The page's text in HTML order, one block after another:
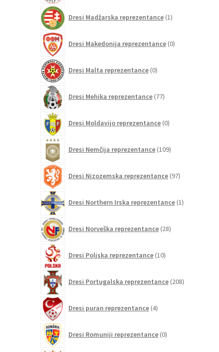
Dresi Madžarska reprezentance 1izdelek
Dresi Makedonija reprezentance 0izdelkov
Dresi Malta reprezentance 0izdelkov
Dresi Mehika reprezentance 77izdelkov
Dresi Moldavijo reprezentance 0izdelkov
Dresi Nemčija reprezentance 109izdelkov
Dresi Nizozemska reprezentance 97izdelkov
Dresi Northern Irska reprezentance 1izdelek
Dresi Norveška reprezentance 28izdelkov
Dresi Poljska reprezentance 10izdelkov
Dresi Portugalska reprezentance 208izdelkov
Dresi puran reprezentance 4izdelki
Dresi Romuniji reprezentance 0izdelkov